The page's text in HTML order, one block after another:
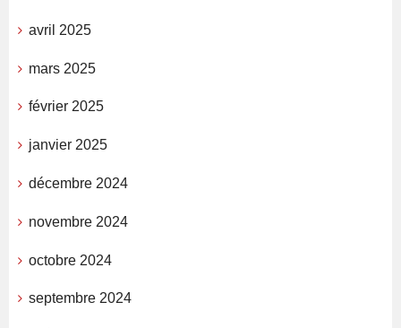
avril 2025
mars 2025
février 2025
janvier 2025
décembre 2024
novembre 2024
octobre 2024
septembre 2024